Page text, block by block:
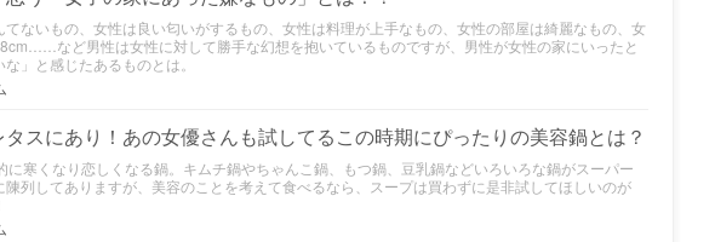
てないもの、女性は良い匂いがするもの、女性は料理が上手なもの、女性の部屋は綺麗なもの、女
など男性は女性に対して勝手な幻想を抱いているものですが、男性が女性の家にいったと
」と感じたあるものとは。
スにあり！あの女優さんも試してるこの時期にぴったりの美容鍋とは？
に寒くなり恋しくなる鍋。キムチ鍋やちゃんこ鍋、もつ鍋、豆乳鍋などいろいろな鍋がスーパー
陳列してありますが、美容のことを考えて食べるなら、スープは買わずに是非試してほしいのが